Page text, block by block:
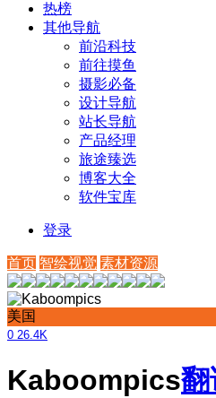
热榜
其他导航
前沿科技
前往摸鱼
摄影必备
设计导航
站长导航
产品经理
旅途臻选
博客大全
软件宝库
登录
首页 智绘视觉 素材资源
美国
0 26.4K
Kaboompics翻